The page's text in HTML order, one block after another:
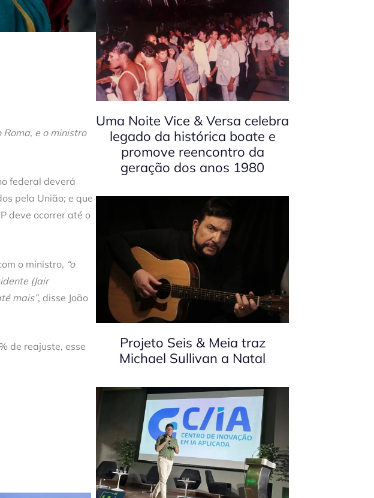
e o ministro
federal deverá
pela União; e que
deve ocorrer até o
o ministro, “o
(Jair
mais”, disse João
de reajuste, esse
Uma Noite Vice & Versa celebra
legado da histórica boate e
promove reencontro da
geração dos anos 1980
Projeto Seis & Meia traz
Michael Sullivan a Natal